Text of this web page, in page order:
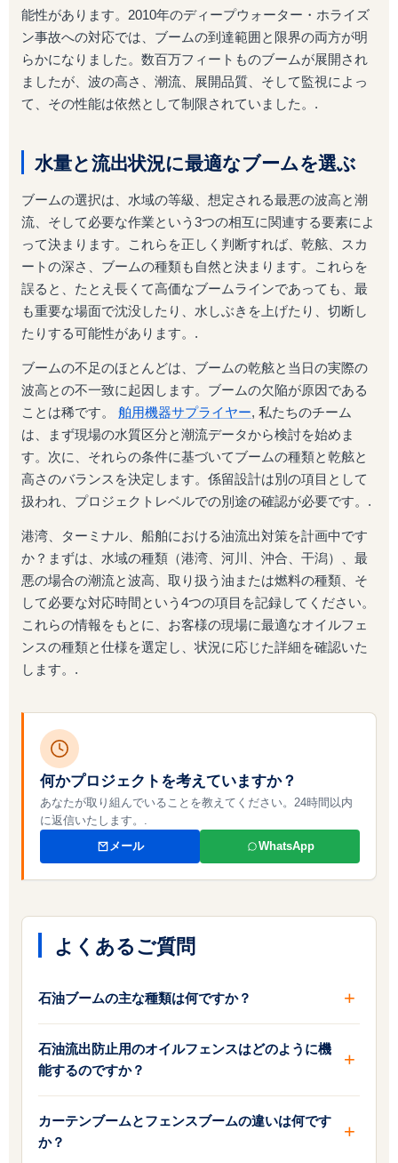
能性があります。2010年のディープウォーター・ホライズ
ン事故への対応では、ブームの到達範囲と限界の両方が明
らかになりました。数百万フィートものブームが展開され
ましたが、波の高さ、潮流、展開品質、そして監視によっ
て、その性能は依然として制限されていました。.
水量と流出状況に最適なブームを選ぶ
ブームの選択は、水域の等級、想定される最悪の波高と潮
流、そして必要な作業という3つの相互に関連する要素によ
って決まります。これらを正しく判断すれば、乾舷、スカ
ートの深さ、ブームの種類も自然と決まります。これらを
誤ると、たとえ長くて高価なブームラインであっても、最
も重要な場面で沈没したり、水しぶきを上げたり、切断し
たりする可能性があります。.
ブームの不足のほとんどは、ブームの乾舷と当日の実際の
波高との不一致に起因します。ブームの欠陥が原因である
ことは稀です。 舶用機器サプライヤー, 私たちのチーム
は、まず現場の水質区分と潮流データから検討を始めま
す。次に、それらの条件に基づいてブームの種類と乾舷と
高さのバランスを決定します。係留設計は別の項目として
扱われ、プロジェクトレベルでの別途の確認が必要です。.
港湾、ターミナル、船舶における油流出対策を計画中です
か？まずは、水域の種類（港湾、河川、沖合、干潟）、最
悪の場合の潮流と波高、取り扱う油または燃料の種類、そ
して必要な対応時間という4つの項目を記録してください。
これらの情報をもとに、お客様の現場に最適なオイルフェ
ンスの種類と仕様を選定し、状況に応じた詳細を確認いた
します。.
何かプロジェクトを考えていますか？
あなたが取り組んでいることを教えてください。24時間以内
に返信いたします。.
メール
WhatsApp
よくあるご質問
石油ブームの主な種類は何ですか？
石油流出防止用のオイルフェンスはどのように機
能するのですか？
カーテンブームとフェンスブームの違いは何です
か？